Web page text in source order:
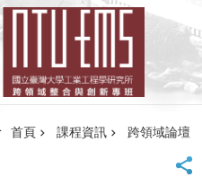
首頁 課程資訊 跨領域論壇